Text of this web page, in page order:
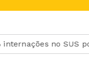
no SUS por